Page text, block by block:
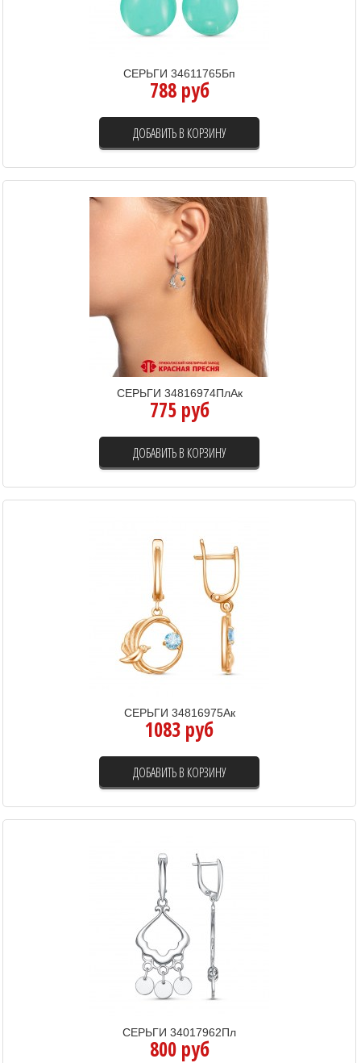
СЕРЬГИ 34611765Бп
788 руб
ДОБАВИТЬ В КОРЗИНУ
СЕРЬГИ 34816974ПлАк
775 руб
ДОБАВИТЬ В КОРЗИНУ
СЕРЬГИ 34816975Ак
1083 руб
ДОБАВИТЬ В КОРЗИНУ
СЕРЬГИ 34017962Пл
800 руб